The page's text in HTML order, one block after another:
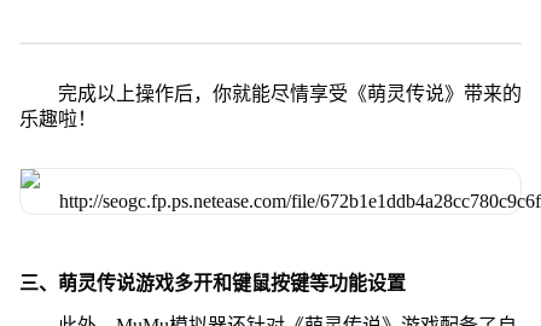
完成以上操作后，你就能尽情享受《萌灵传说》带来的
乐趣啦！
三、萌灵传说游戏多开和键鼠按键等功能设置